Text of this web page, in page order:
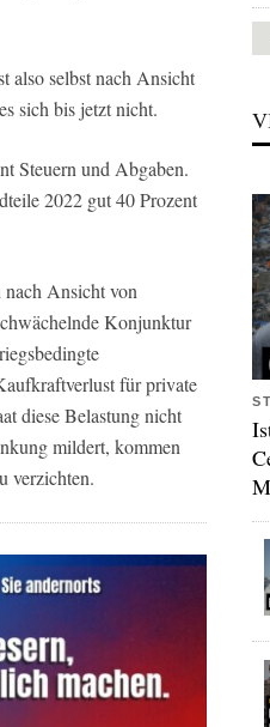
also selbst nach Ansicht
sich bis jetzt nicht.
Steuern und Abgaben.
2022 gut 40 Prozent
Ansicht von
Konjunktur
für private
diese Belastung nicht
mildert, kommen
verzichten.